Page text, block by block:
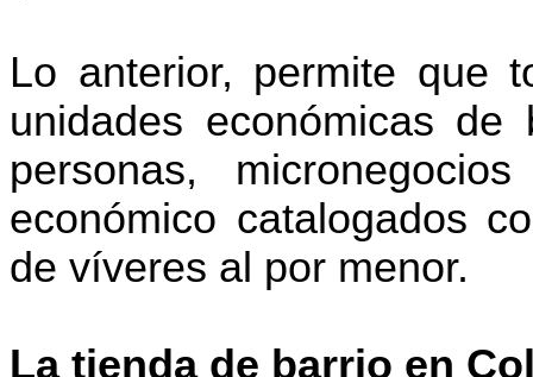
Lo anterior, permite que
unidades económicas de
personas,
económico catalogados
de víveres al por menor.
La tienda de barrio en